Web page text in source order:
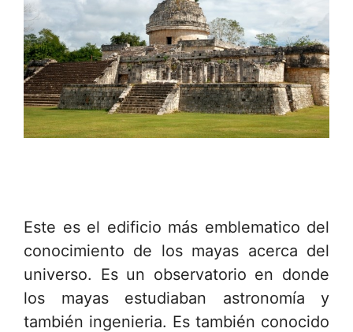
Este es el edificio más emblematico del
conocimiento de los mayas acerca del
universo. Es un observatorio en donde
los mayas estudiaban astronomía y
también ingenieria. Es también conocido